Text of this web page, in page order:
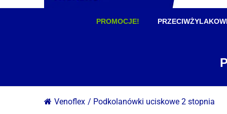
PROMOCJE!
Venoflex / Podkolanówki uciskowe 2 stopnia